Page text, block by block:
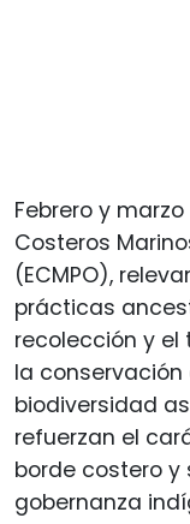
Febrero y
Costeros
(ECMPO),
prácticas
recolección y
la
biodiversidad
refuerzan el
borde costero
gobernanza